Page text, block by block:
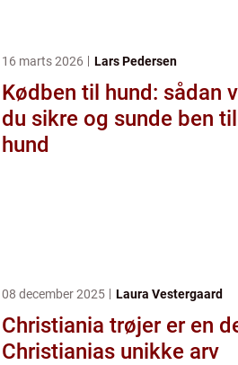
16 marts 2026 Lars Pedersen
Kødben til hund: sådan
du sikre og sunde ben
hund
08 december 2025 Laura Vestergaard
Christiania trøjer er en
Christianias unikke arv